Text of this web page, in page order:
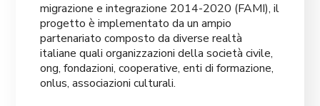
migrazione e integrazione 2014-2020 (FAMI), il
progetto è implementato da un ampio
partenariato composto da diverse realtà
italiane quali organizzazioni della società civile,
ong, fondazioni, cooperative, enti di formazione,
onlus, associazioni culturali.